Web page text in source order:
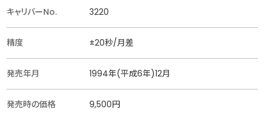
キャリバーNo. 3220
精度 ±20秒/月差
発売年月 1994年(平成6年)12月
発売時の価格 9,500円